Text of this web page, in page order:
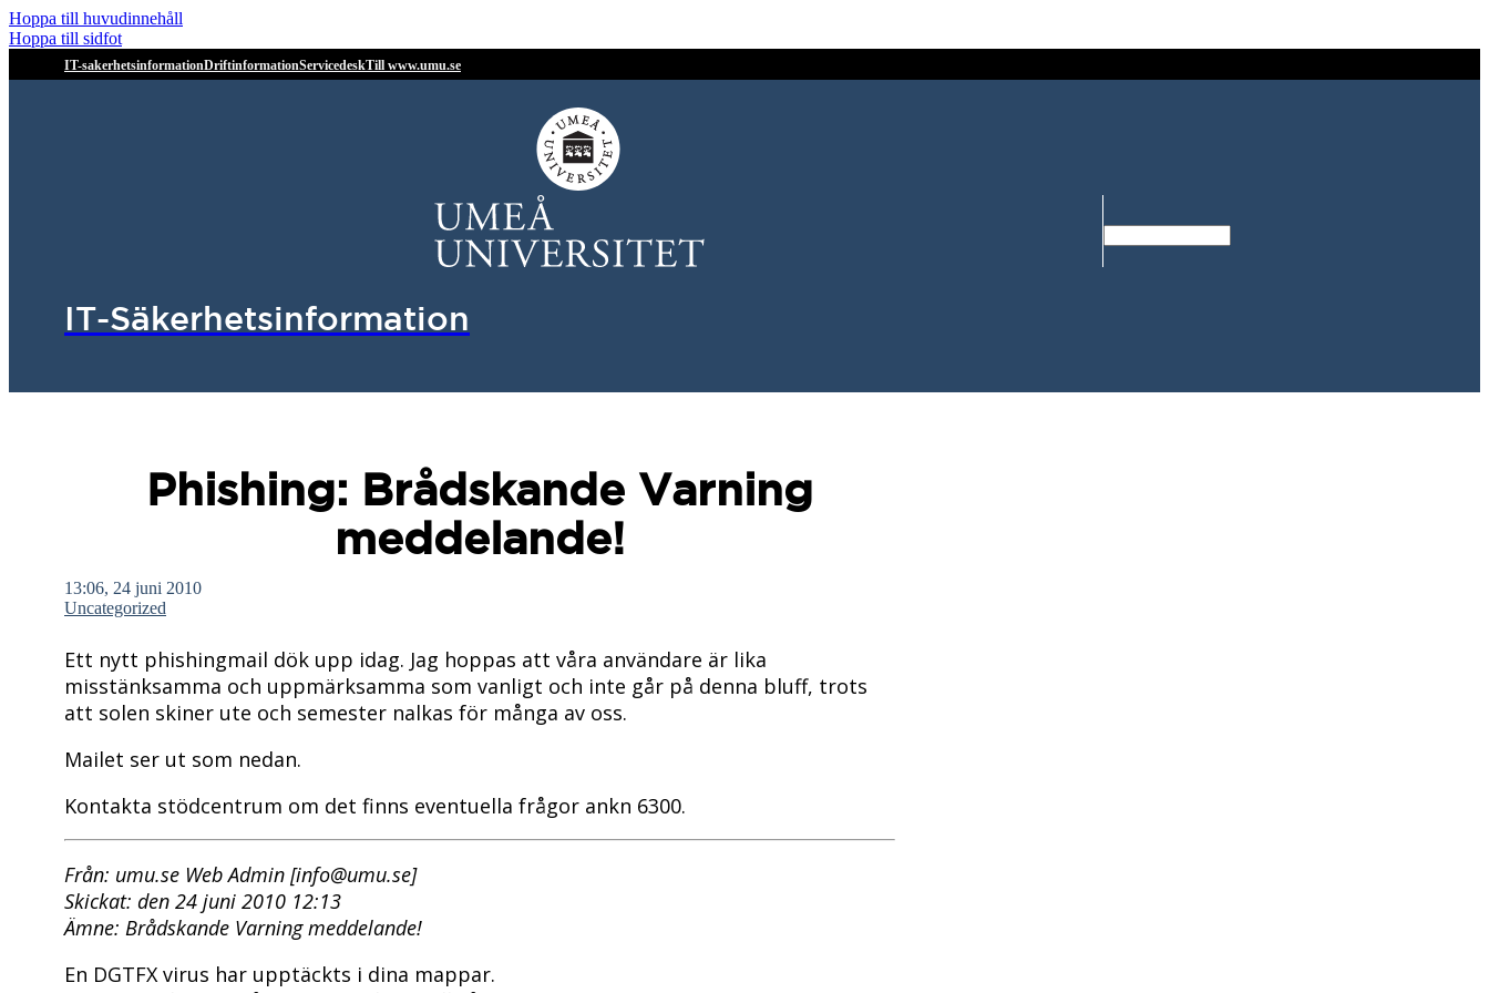
Hoppa till huvudinnehåll
Hoppa till sidfot
IT-sakerhetsinformationDriftinformationServicedeskTill www.umu.se
IT-Säkerhetsinformation
Phishing: Brådskande Varning
meddelande!
13:06, 24 juni 2010
Uncategorized
Ett nytt phishingmail dök upp idag. Jag hoppas att våra användare är lika
misstänksamma och uppmärksamma som vanligt och inte går på denna bluff, trots
att solen skiner ute och semester nalkas för många av oss.
Mailet ser ut som nedan.
Kontakta stödcentrum om det finns eventuella frågor ankn 6300.
Från: umu.se Web Admin [info@umu.se]
Skickat: den 24 juni 2010 12:13
Ämne: Brådskande Varning meddelande!
En DGTFX virus har upptäckts i dina mappar.